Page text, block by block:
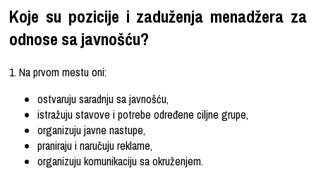
Koje su pozicije i zaduženja menadžera za
odnose sa javnošću?
1. Na prvom mestu oni:
ostvaruju saradnju sa javnošću,
istražuju stavove i potrebe određene ciljne grupe,
organizuju javne nastupe,
praniraju i naručuju reklame,
organizuju komunikaciju sa okruženjem.